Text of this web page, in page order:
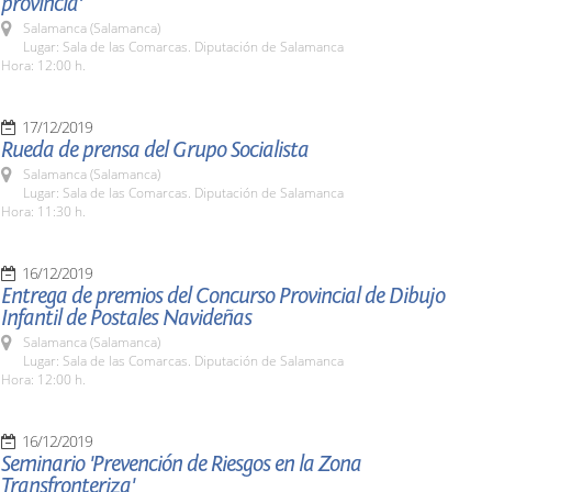
Salamanca (Salamanca)
Lugar: Sala de las Comarcas. Diputación de Salamanca
Hora: 12:00 h.
17/12/2019
Rueda de prensa del Grupo Socialista
Salamanca (Salamanca)
Lugar: Sala de las Comarcas. Diputación de Salamanca
Hora: 11:30 h.
16/12/2019
Entrega de premios del Concurso Provincial de Dibujo
Infantil de Postales Navideñas
Salamanca (Salamanca)
Lugar: Sala de las Comarcas. Diputación de Salamanca
Hora: 12:00 h.
16/12/2019
Seminario 'Prevención de Riesgos en la Zona
Transfronteriza'